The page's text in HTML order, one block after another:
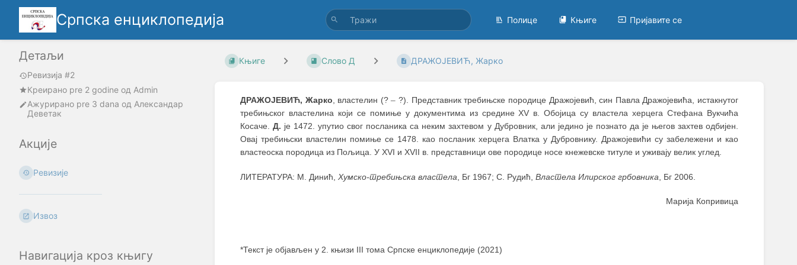
Српска енциклопедија Полице Књиге Пријавите се
Детаљи
Ревизија #2
Креирано pre 2 godine oд Admin
Ажурирано pre 3 dana од Александар
Деветак
Акције
Ревизије
Извоз
Навигација кроз књигу
Књиге Слово Д ДРАЖОЈЕВИЋ, Жарко
ДРАЖОЈЕВИЋ, Жарко, властелин (?– ?). Представник требињске породице Дражојевић, син Павла Дражојевића, истакнутог
требињског властелина који се помиње у документима из средине XV в. Обојица су властела херцега Стефана Вукчића
Косаче.Д. је 1472. упутио свог посланика са неким захтевом у Дубровник, али једино је познато да је његов захтев одбијен.
Овај требињски властелин помиње се 1478. као посланик херцега Влатка у Дубровнику. Дражојевићи су забележени и као
властеоска породица из Пољица. У XVI и XVII в. представници ове породице носе кнежевске титуле и уживају велик углед.
ЛИТЕРАТУРА: М. Динић, Хумско-требињска властела , Бг 1967; С. Рудић, Властела Илирског грбовника , Бг 2006.
Марија Копривица
*Текст је објављен у 2. књизи III тома Српске енциклопедије (2021)